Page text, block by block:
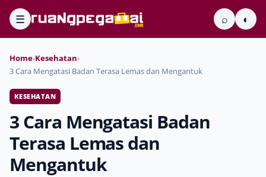
☰ ⌕ ◐
Home›Kesehatan›
3 Cara Mengatasi Badan Terasa Lemas dan Mengantuk
KESEHATAN
3 Cara Mengatasi Badan
Terasa Lemas dan
Mengantuk